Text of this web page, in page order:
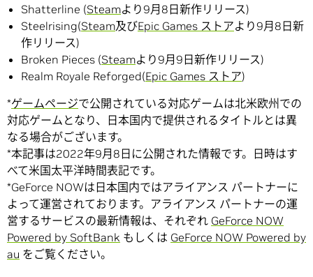
Shatterline (Steamより9月8日新作リリース)
Steelrising(Steam及びEpic Games ストアより9月8日新
作リリース)
Broken Pieces (Steamより9月9日新作リリース)
Realm Royale Reforged(Epic Games ストア)
*ゲームページで公開されている対応ゲームは北米欧州での
対応ゲームとなり、日本国内で提供されるタイトルとは異
なる場合がございます。
*本記事は2022年9月8日に公開された情報です。日時はす
べて米国太平洋時間表記です。
*GeForce NOWは日本国内ではアライアンス パートナーに
よって運営されております。アライアンス パートナーの運
営するサービスの最新情報は、それぞれ GeForce NOW
Powered by SoftBank もしくは GeForce NOW Powered by
au をご覧ください。